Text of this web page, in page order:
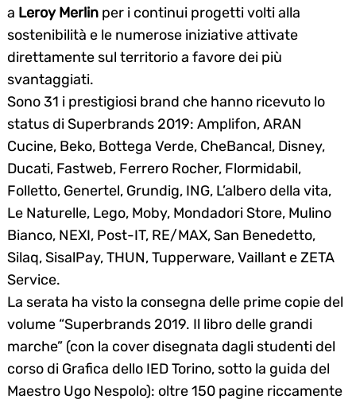
a Leroy Merlin per i continui progetti volti alla
sostenibilità e le numerose iniziative attivate
direttamente sul territorio a favore dei più
svantaggiati.
Sono 31 i prestigiosi brand che hanno ricevuto lo
status di Superbrands 2019: Amplifon, ARAN
Cucine, Beko, Bottega Verde, CheBanca!, Disney,
Ducati, Fastweb, Ferrero Rocher, Flormidabil,
Folletto, Genertel, Grundig, ING, L’albero della vita,
Le Naturelle, Lego, Moby, Mondadori Store, Mulino
Bianco, NEXI, Post-IT, RE/MAX, San Benedetto,
Silaq, SisalPay, THUN, Tupperware, Vaillant e ZETA
Service.
La serata ha visto la consegna delle prime copie del
volume “Superbrands 2019. Il libro delle grandi
marche” (con la cover disegnata dagli studenti del
corso di Grafica dello IED Torino, sotto la guida del
Maestro Ugo Nespolo): oltre 150 pagine riccamente